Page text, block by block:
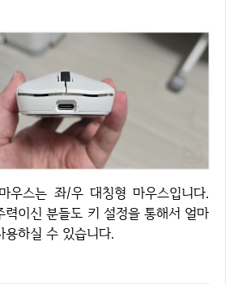
력이신 분들도 키 설정을 통해서 얼마
용하실 수 있습니다.